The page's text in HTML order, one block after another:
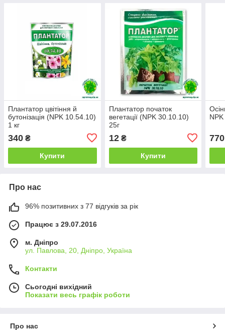
Плантатор цвітіння й
бутонізація (NPK 10.54.10)
1 кг
340 ₴
Купити
Плантатор початок
вегетації (NPK 30.10.10)
25г
12₴
Купити
NPK
770
Про нас
96% позитивних з 77 відгуків за рік
Працює з 29.07.2016
м. Дніпро
ул. Павлова, 20, Дніпро, Україна
Контакти
Сьогодні вихідний
Показати весь графік роботи
Про нас